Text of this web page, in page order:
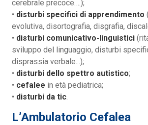
cerebrale precoce….);
• disturbi specifici di apprendimento
evolutiva, disortografia, disgrafia,
• disturbi comunicativo-linguistici
sviluppo del linguaggio, disturbi
disprassia verbale...);
• disturbi dello spettro autistico;
• cefalee in età pediatrica;
• disturbi da tic.
L’Ambulatorio Cefalea